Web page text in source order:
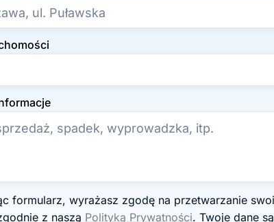
z naszą Polityką Prywatności. Twoje dane